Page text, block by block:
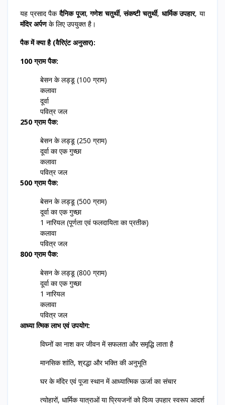
यह प्रसाद पैकदैनिक पूजा,गणेश चतुर्थी,संकष्टी चतुर्थी, धार्मिक उपहार, या
मंदिर अर्पणके लिए उपयुक्त है।
पैक में क्या है (वैरिएंट अनुसार):
100 ग्राम पैक:
बेसन के लड्डू (100 ग्राम)
कलावा
दूर्वा
पवित्र जल
250 ग्राम पैक:
बेसन के लड्डू (250 ग्राम)
दूर्वा का एक गुच्छा
कलावा
पवित्र जल
500 ग्राम पैक:
बेसन के लड्डू (500 ग्राम)
दूर्वा का एक गुच्छा
1 नारियल (पूर्णता एवं फलदायिता का प्रतीक)
कलावा
पवित्र जल
800 ग्राम पैक:
बेसन के लड्डू (800 ग्राम)
दूर्वा का एक गुच्छा
1 नारियल
कलावा
पवित्र जल
आध्या त्मिक लाभ एवं उपयोग:
विघ्नों का नाश कर जीवन में सफलता और समृद्धि लाता है
मानसिक शांति, श्रद्धा और भक्ति की अनुभूति
घर के मंदिर एवं पूजा स्थान में आध्यात्मिक ऊर्जा का संचार
त्योहारों, धार्मिक यात्राओं या प्रियजनों को दिव्य उपहार स्वरूप आदर्श